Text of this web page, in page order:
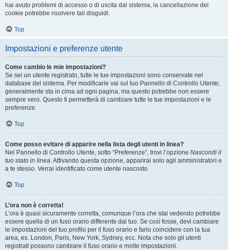
hai avuto problemi di accesso o di uscita dal sistema, la cancellazione dei
cookie potrebbe risolvere tali disguidi.
Top
Impostazioni e preferenze utente
Come cambio le mie impostazioni?
Se sei un utente registrato, tutte le tue impostazioni sono conservate nel
database del sistema. Per modificarle vai sul tuo Pannello di Controllo Utente;
generalmente sta in cima ad ogni pagina, ma questo potrebbe non essere
sempre vero. Questo ti permetterà di cambiare tutte le tue impostazioni e le
preferenze.
Top
Come posso evitare di apparire nella lista degli utenti in linea?
Nel Pannello di Controllo Utente, sotto “Preferenze”, trovi l’opzione Nascondi il
tuo stato in linea. Attivando questa opzione, apparirai solo agli amministratori e
a te stesso. Verrai identificato come utente nascosto.
Top
L’ora non è corretta!
L’ora è quasi sicuramente corretta, comunque l’ora che stai vedendo potrebbe
essere quella di un fuso orario differente dal tuo. Se così fosse, devi cambiare
le impostazioni del tuo profilo per il fuso orario e farlo coincidere con la tua
area, es. London, Paris, New York, Sydney, ecc. Nota che solo gli utenti
registrati possono cambiare il fuso orario e molte impostazioni.